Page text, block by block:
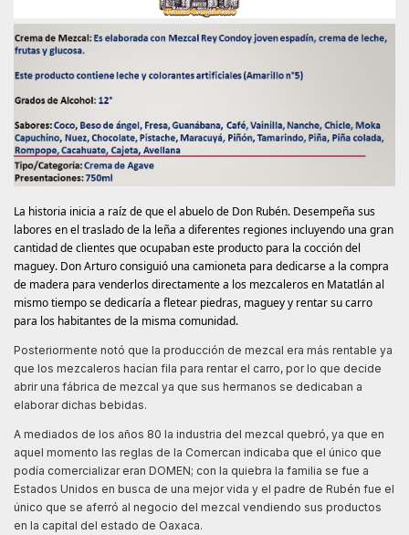
La historia inicia a raíz de que el abuelo de Don Rubén. Desempeña sus
labores en el traslado de la leña a diferentes regiones incluyendo una gran
cantidad de clientes que ocupaban este producto para la cocción del
maguey. Don Arturo consiguió una camioneta para dedicarse a la compra
de madera para venderlos directamente a los mezcaleros en Matatlán al
mismo tiempo se dedicaría a fletear piedras, maguey y rentar su carro
para los habitantes de la misma comunidad.
Posteriormente notó que la producción de mezcal era más rentable ya
que los mezcaleros hacían fila para rentar el carro, por lo que decide
abrir una fábrica de mezcal ya que sus hermanos se dedicaban a
elaborar dichas bebidas.
A mediados de los años 80 la industria del mezcal quebró, ya que en
aquel momento las reglas de la Comercan indicaba que el único que
podía comercializar eran DOMEN; con la quiebra la familia se fue a
Estados Unidos en busca de una mejor vida y el padre de Rubén fue el
único que se aferró al negocio del mezcal vendiendo sus productos
en la capital del estado de Oaxaca.